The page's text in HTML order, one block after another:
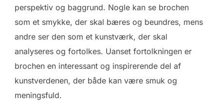
perspektiv og baggrund. Nogle kan se brochen
som et smykke, der skal bæres og beundres, mens
andre ser den som et kunstværk, der skal
analyseres og fortolkes. Uanset fortolkningen er
brochen en interessant og inspirerende del af
kunstverdenen, der både kan være smuk og
meningsfuld.